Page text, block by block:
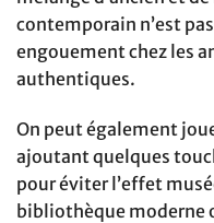
contemporain n’est
engouement chez les
authentiques.
On peut également
ajoutant quelques
pour éviter l’effet
bibliothèque moderne